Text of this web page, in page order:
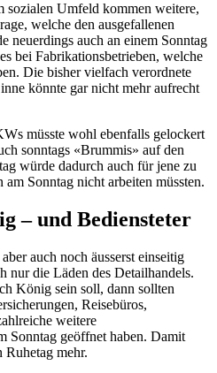
sozialen Umfeld kommen weitere,
welche den ausgefallenen
neuerdings auch an einem Sonntag
bei Fabrikationsbetrieben, welche
Die bisher vielfach verordnete
könnte gar nicht mehr aufrecht
müsste wohl ebenfalls gelockert
sonntags «Brummis» auf den
würde dadurch auch für jene zu
Sonntag nicht arbeiten müssten.
– und Bediensteter
auch noch äusserst einseitig
nur die Läden des Detailhandels.
König sein soll, dann sollten
Reisebüros,
weitere
Sonntag geöffnet haben. Damit
mehr.